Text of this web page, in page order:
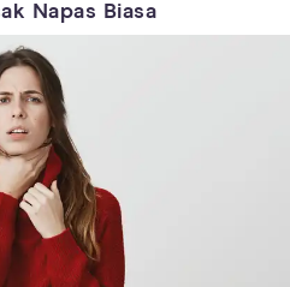
Napas Biasa